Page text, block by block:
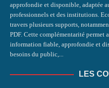
approfondie et disponible, adaptée
professionnels et des institutions.
travers plusieurs supports,
PDF. Cette complémentarité permet
information fiable, approfondie et
besoins du public,...
LES